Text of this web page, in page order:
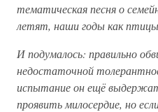
тематическая песня о
летят, наши годы как
И подумалось: правильно
недостаточной
испытание он ещё
проявить милосердие, но